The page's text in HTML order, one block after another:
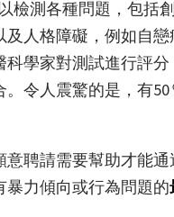
檢測各種問題，包括
人格障礙，例如自
學家對測試進行評
令人震驚的是，有
意聘請需要幫助才能
暴力傾向或行為問題的